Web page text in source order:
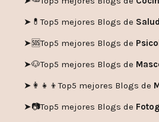
➤💊Top5 mejores Blogs de Salud
➤🆘Top5 mejores Blogs de
➤🐶Top5 mejores Blogs de
➤👩‍👧‍👦Top5 mejores Blogs de
➤📷Top5 mejores Blogs de